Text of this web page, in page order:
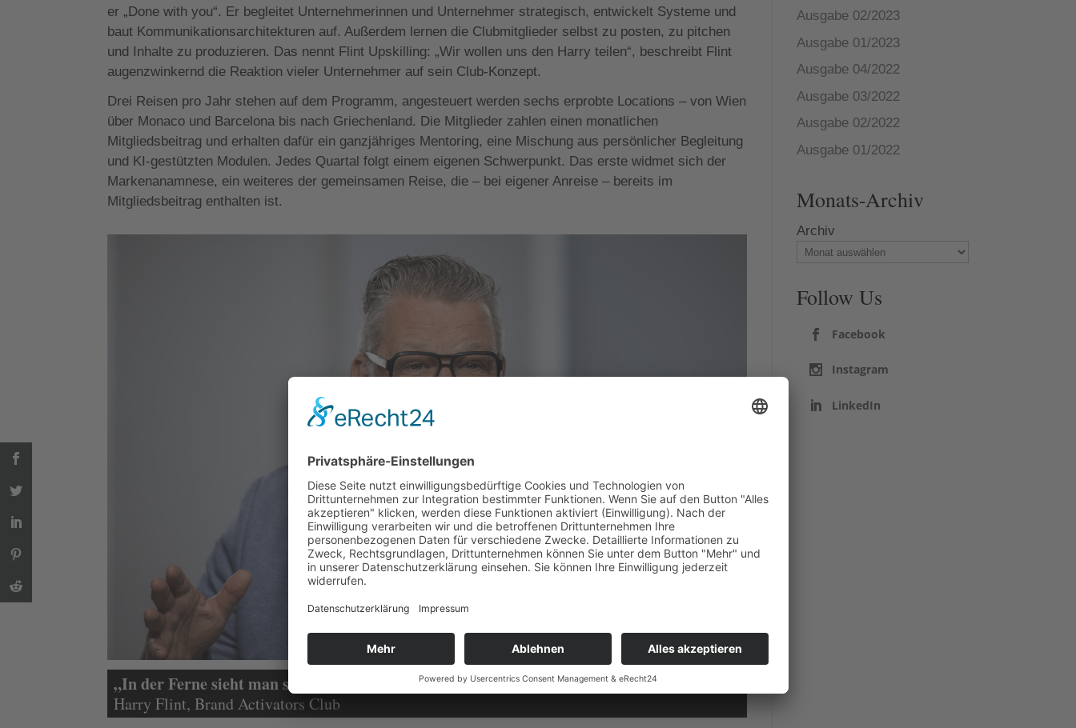
er „Done with you“. Er begleitet Unternehmerinnen und Unternehmer strategisch, entwickelt Systeme und
baut Kommunikationsarchitekturen auf. Außerdem lernen die Clubmitglieder selbst zu posten, zu pitchen
und Inhalte zu produzieren. Das nennt Flint Upskilling: „Wir wollen uns den Harry teilen“, beschreibt Flint
augenzwinkernd die Reaktion vieler Unternehmer auf sein Club-Konzept.
Drei Reisen pro Jahr stehen auf dem Programm, angesteuert werden sechs erprobte Locations – von Wien
über Monaco und Barcelona bis nach Griechenland. Die Mitglieder zahlen einen monatlichen
Mitgliedsbeitrag und erhalten dafür ein ganzjähriges Mentoring, eine Mischung aus persönlicher Begleitung
und KI-gestützten Modulen. Jedes Quartal folgt einem eigenen Schwerpunkt. Das erste widmet sich der
Markenanamnese, ein weiteres der gemeinsamen Reise, die – bei eigener Anreise – bereits im
Mitgliedsbeitrag enthalten ist.
„In der Ferne sieht man sich und sein Unternehmen schärfer.“
Harry Flint, Brand Activators Club
Ausgabe 02/2023
Ausgabe 01/2023
Ausgabe 04/2022
Ausgabe 03/2022
Ausgabe 02/2022
Ausgabe 01/2022
Monats-Archiv
Archiv
Follow Us
Facebook
Instagram
LinkedIn